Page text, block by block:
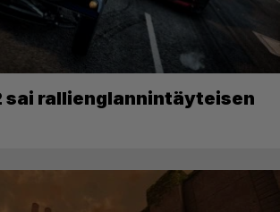
sai rallienglannintäyteisen